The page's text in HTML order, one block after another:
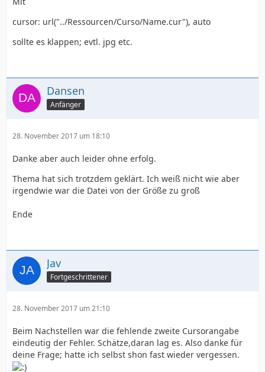
cursor: url("../Ressourcen/Curso/Name.cur"), auto
sollte es klappen; evtl. jpg etc.
Dansen
Anfänger
28. November 2017 um 18:10
Danke aber auch leider ohne erfolg.
Thema hat sich trotzdem geklärt. Ich weiß nicht wie aber
irgendwie war die Datei von der Größe zu groß
Ende
Jav
Fortgeschrittener
28. November 2017 um 21:10
Beim Nachstellen war die fehlende zweite Cursorangabe
eindeutig der Fehler. Schätze,daran lag es. Also danke für
deine Frage; hatte ich selbst shon fast wieder vergessen.